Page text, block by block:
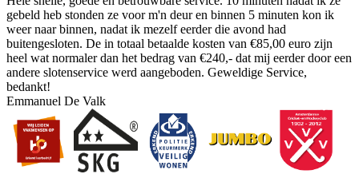
gebeld heb stonden ze voor m'n deur en binnen 5 minuten kon ik
weer naar binnen, nadat ik mezelf eerder die avond had
buitengesloten. De in totaal betaalde kosten van €85,00 euro zijn
heel wat normaler dan het bedrag van €240,- dat mij eerder door een
andere slotenservice werd aangeboden. Geweldige Service,
bedankt!
Emmanuel De Valk